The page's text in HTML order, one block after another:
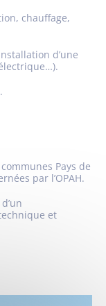
chauffage,
d’une
.
Pays de
par l’OPAH.
et